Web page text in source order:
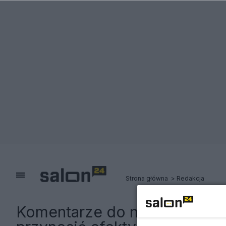
Strona główna Redakcja
Komentarze do notki:Wstyd